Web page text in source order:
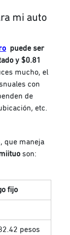
mi auto
puede ser
y $0.81
mucho, el
con
de
etc.
que maneja
son:
fijo
pesos